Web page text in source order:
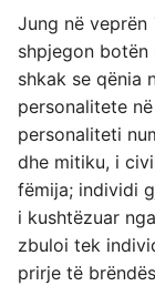
Jung në veprën
shpjegon
shkak se qënia
personalitete
personaliteti
dhe mitiku, i
fëmija; individi
i kushtëzuar
zbuloi tek
prirje të